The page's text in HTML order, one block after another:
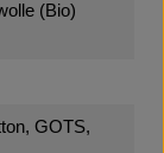
(Bio)
GOTS,